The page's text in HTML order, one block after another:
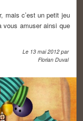
mais c’est un petit jeu
vous amuser ainsi que
Le 13 mai 2012par
Florian Duval